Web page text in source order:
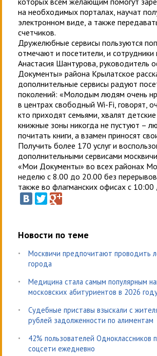
на необходимых порталах, научат
электронном виде, а также
счетчиков.
Дружелюбные сервисы пользуются
отмечают и посетители, и сотрудники
Анастасия Шантурова, руководитель
Документы» района Крылатское
дополнительные сервисы радуют
поколений: «Молодым людям очень
в центрах свободный Wi-Fi, говорят,
кто приходят семьями, хвалят детские
книжные зоны никогда не пустуют –
почитать книги, а взамен приносят
Получить более 170 услуг и
дополнительными сервисами
«Мои Документы» во всех районах
неделю с 8.00 до 20.00 без
также во флагманских офисах с
Новости по теме
Москвичи предпочитают проводить
города
Медицина стала самым популярным
московских абитуриентов в 2026
Судебные приставы взыскали с
рублей задолженности по алиментам
42% пользователей Одноклассников
соцсети ежедневно